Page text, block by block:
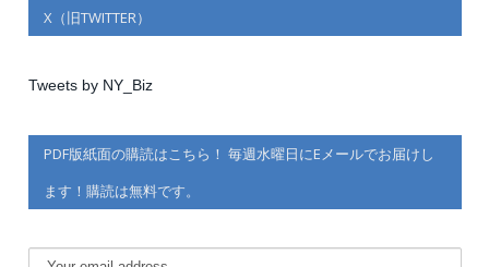
X（旧TWITTER）
Tweets by NY_Biz
PDF版紙面の購読はこちら！ 毎週水曜日にEメールでお届けし
ます！購読は無料です。